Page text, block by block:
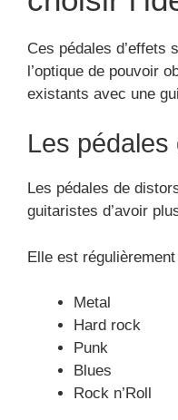
Ces pédales d’effets
l’optique de pouvoir
existants avec une
Les pédales
Les pédales de
guitaristes d’avoir
Elle est
Metal
Hard rock
Punk
Blues
Rock n’Roll